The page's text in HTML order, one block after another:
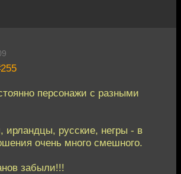
персонажи с разными
ирландцы, русские, негры - в
очень много смешного.
забыли!!!